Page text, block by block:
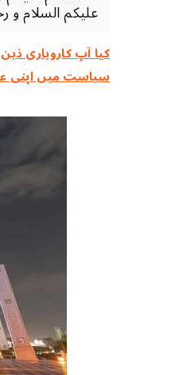
علیکم السلام و
کیا آپ کاروباری
سیاست میں اپنی